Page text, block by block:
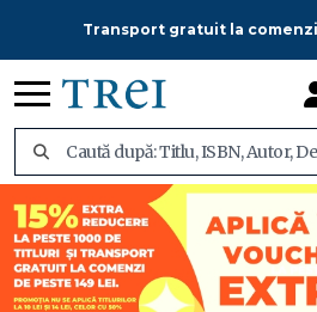
Transport gratuit la